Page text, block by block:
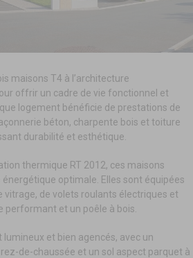
maisons T4 à l’architecture
offrir un cadre de vie fonctionnel et
logement bénéficie de prestations de
béton, charpente bois et toiture
durabilité et esthétique.
thermique RT 2012, ces maisons
optimale. Elles sont équipées
vitrage, de volets roulants électriques et
performant et un poêle à bois.
et bien agencés, avec un
de-chaussée et un sol aspect parquet à